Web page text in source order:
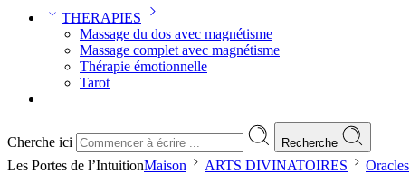
THERAPIES
Massage du dos avec magnétisme
Massage complet avec magnétisme
Thérapie émotionnelle
Tarot
Cherche ici Recherche
Les Portes de l’IntuitionMaison ARTS DIVINATOIRES Oracles